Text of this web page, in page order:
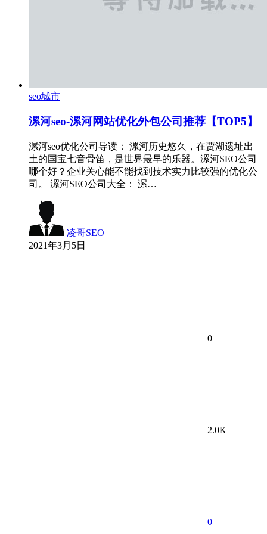
seo城市
漯河seo-漯河网站优化外包公司推荐【TOP5】
漯河seo优化公司导读： 漯河历史悠久，在贾湖遗址出
土的国宝七音骨笛，是世界最早的乐器。漯河SEO公司
哪个好？企业关心能不能找到技术实力比较强的优化公
司。 漯河SEO公司大全： 漯…
凌哥SEO
2021年3月5日
0
2.0K
0